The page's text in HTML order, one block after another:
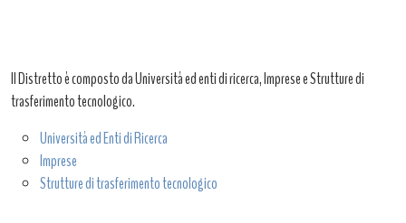
Il Distretto è composto da Università ed enti di ricerca, Imprese e Strutture di
trasferimento tecnologico.
Università ed Enti di Ricerca
Imprese
Strutture di trasferimento tecnologico